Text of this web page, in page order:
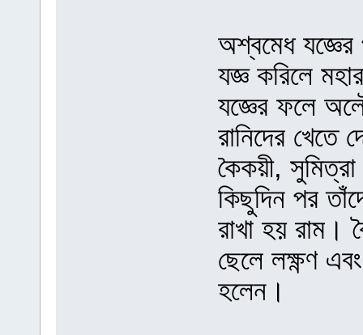
অশ্বমেধ
যজ্ঞ করিলে
যজ্ঞের ফলে
রানিদের খেতে
কৈকয়ী,
কিছুদিন পর
রাখা হয় রাম।
ছেলে লক্ষ্ণণ
হলেন।